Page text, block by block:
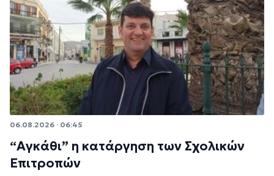
06.08.2026 · 06:45
“Αγκάθι” η κατάργηση των Σχολικών
Επιτροπών